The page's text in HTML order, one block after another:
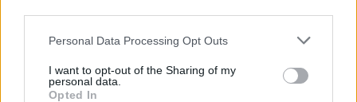
Personal Data Processing Opt Outs
I want to opt-out of the Sharing of my
personal data.
Opted In